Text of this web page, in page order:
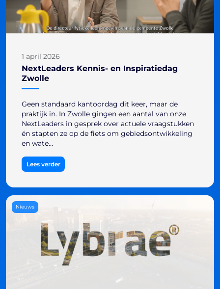
1 april 2026
NextLeaders Kennis- en Inspiratiedag
Zwolle
Geen standaard kantoordag dit keer, maar de
praktijk in. In Zwolle gingen een aantal van onze
NextLeaders in gesprek over actuele vraagstukken
én stapten ze op de fiets om gebiedsontwikkeling
en wate…
Lees verder
Nieuws